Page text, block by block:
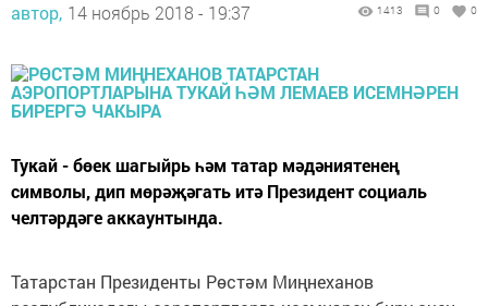
автор, 14 ноябрь 2018 - 19:37 1413 0 0
Тукай - бөек шагыйрь һәм татар мәдәниятенең
символы, дип мөрәҗәгать итә Президент социаль
челтәрдәге аккаунтында.
Татарстан Президенты Рөстәм Миңнеханов